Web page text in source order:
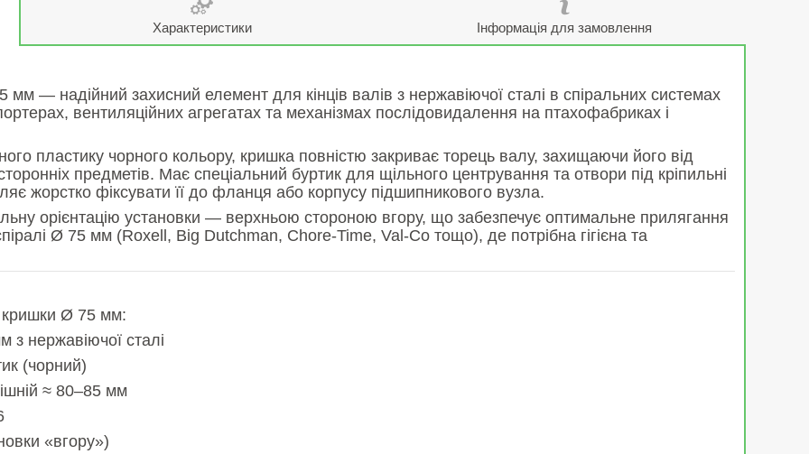
Характеристики Інформація для замовлення
— надійний захисний елемент для кінців валів з нержавіючої сталі в спіральних системах
вентиляційних агрегатах та механізмах послідовидалення на птахофабриках і
пластику чорного кольору, кришка повністю закриває торець валу, захищаючи його від
предметів. Має спеціальний буртик для щільного центрування та отвори під кріпильні
жорстко фіксувати її до фланця або корпусу підшипникового вузла.
орієнтацію установки — верхньою стороною вгору, що забезпечує оптимальне прилягання
Ø 75 мм (Roxell, Big Dutchman, Chore-Time, Val-Co тощо), де потрібна гігієна та
кришки Ø 75 мм:
нержавіючої сталі
(чорний)
≈ 80–85 мм
«вгору»)